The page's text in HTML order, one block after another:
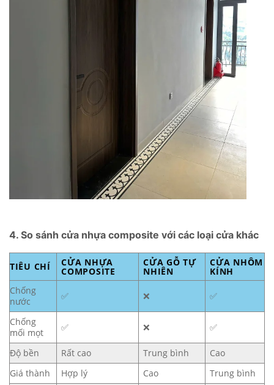
4. So sánh cửa nhựa composite với các loại cửa khác
TIÊU CHÍ CỬA NHỰA
COMPOSITE
CỬA GỖ TỰ
NHIÊN
CỬA NHÔM
KÍNH
Chống
nước
✅ ❌ ✅
Chống
mối mọt
✅ ❌ ✅
Độ bền Rất cao Trung bình
Cao
Giá thành
Hợp lý Cao
Trung bình